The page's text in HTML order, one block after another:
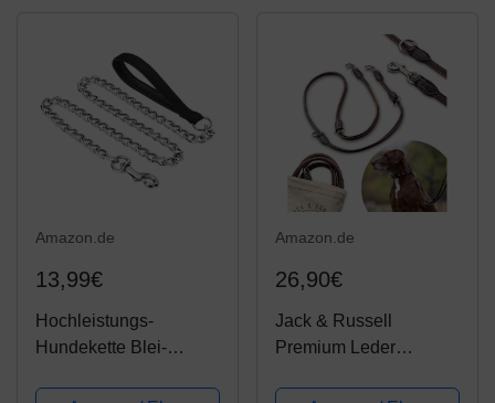
Amazon.de
13,99€
Hochleistungs-
Hundekette Blei-
Amazon.de
26,90€
Jack & Russell
Premium Leder